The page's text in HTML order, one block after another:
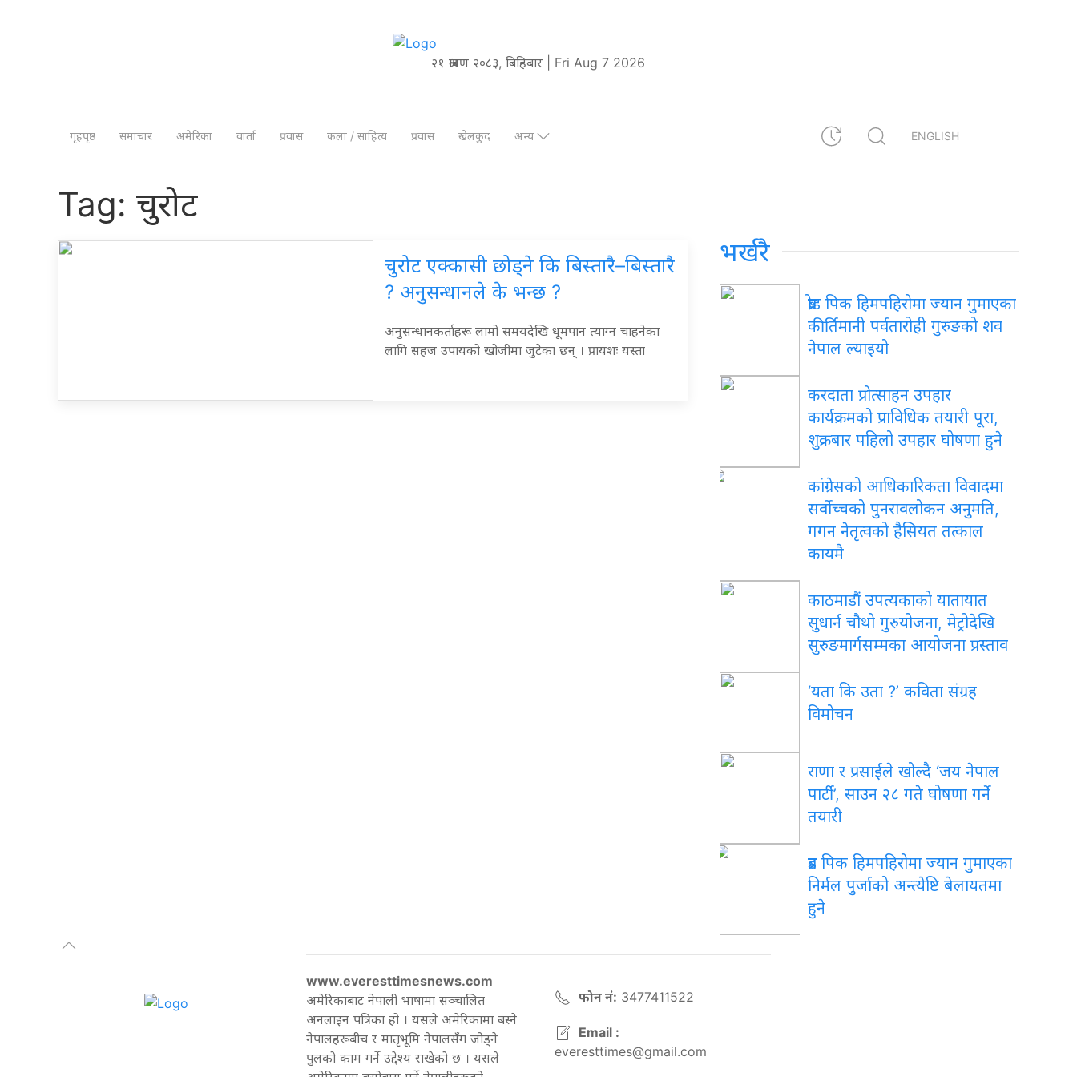
२१ श्रावण २०८३, बिहिबार | Fri Aug 7 2026
गृहपृष्ठ समाचार अमेरिका वार्ता प्रवास कला / साहित्य प्रवास खेलकुद अन्य ENGLISH
Tag: चुरोट
चुरोट एक्कासी छोड्ने कि बिस्तारै–बिस्तारै
? अनुसन्धानले के भन्छ ?
अनुसन्धानकर्ताहरू लामो समयदेखि धूमपान त्याग्न चाहनेका
लागि सहज उपायको खोजीमा जुटेका छन् । प्रायशः यस्ता
भर्खरै
ब्रोड पिक हिमपहिरोमा ज्यान गुमाएका
कीर्तिमानी पर्वतारोही गुरुङको शव
नेपाल ल्याइयो
करदाता प्रोत्साहन उपहार
कार्यक्रमको प्राविधिक तयारी पूरा,
शुक्रबार पहिलो उपहार घोषणा हुने
कांग्रेसको आधिकारिकता विवादमा
सर्वोच्चको पुनरावलोकन अनुमति,
गगन नेतृत्वको हैसियत तत्काल
कायमै
काठमाडौं उपत्यकाको यातायात
सुधार्न चौथो गुरुयोजना, मेट्रोदेखि
सुरुङमार्गसम्मका आयोजना प्रस्ताव
‘यता कि उता ?’ कविता संग्रह
विमोचन
राणा र प्रसाईंले खोल्दै ‘जय नेपाल
पार्टी’, साउन २८ गते घोषणा गर्ने
तयारी
ब्रड पिक हिमपहिरोमा ज्यान गुमाएका
निर्मल पुर्जाको अन्त्येष्टि बेलायतमा
हुने
www.everesttimesnews.com
अमेरिकाबाट नेपाली भाषामा सञ्चालित
अनलाइन पत्रिका हो । यसले अमेरिकामा बस्ने
नेपालहरूबीच र मातृभूमि नेपालसँग जोड्ने
पुलको काम गर्ने उद्देश्य राखेको छ । यसले
फोन नं: 3477411522
Email :
everesttimes@gmail.com